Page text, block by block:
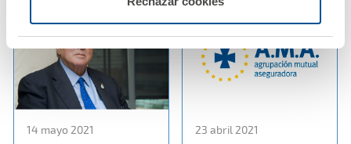
14 mayo 2021 23 abril 2021